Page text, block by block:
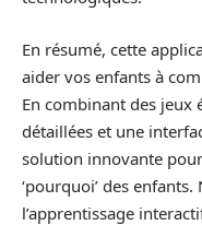
En résumé, cette
aider vos enfants à
En combinant des jeux
détaillées et une
solution innovante
‘pourquoi’ des
l’apprentissage